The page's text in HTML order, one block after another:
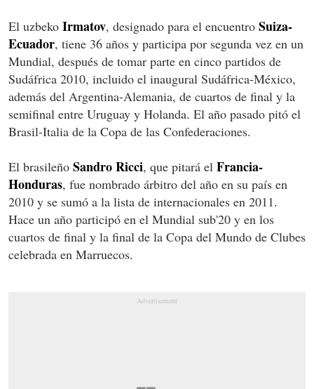
El uzbeko Irmatov, designado para el encuentro Suiza-
Ecuador, tiene 36 años y participa por segunda vez en un
Mundial, después de tomar parte en cinco partidos de
Sudáfrica 2010, incluido el inaugural Sudáfrica-México,
además del Argentina-Alemania, de cuartos de final y la
semifinal entre Uruguay y Holanda. El año pasado pitó el
Brasil-Italia de la Copa de las Confederaciones.
El brasileño Sandro Ricci, que pitará el Francia-
Honduras, fue nombrado árbitro del año en su país en
2010 y se sumó a la lista de internacionales en 2011.
Hace un año participó en el Mundial sub'20 y en los
cuartos de final y la final de la Copa del Mundo de Clubes
celebrada en Marruecos.